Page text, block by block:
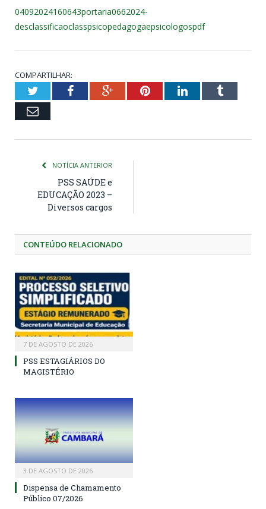
04092024160643portaria0662024-
desclassificaoclasspsicopedagogaepsicologospdf
COMPARTILHAR:
TwitterFacebookGoogle+PinterestLinkedInTumblr
Email
NOTÍCIA ANTERIOR
PSS SAÚDE e
EDUCAÇÃO 2023 –
Diversos cargos
CONTEÚDO RELACIONADO
7 DE AGOSTO DE 2026
PSS ESTAGIÁRIOS DO
MAGISTÉRIO
3 DE AGOSTO DE 2026
Dispensa de Chamamento
Público 07/2026